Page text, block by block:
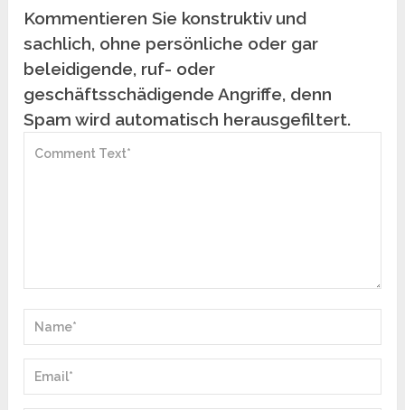
Kommentieren Sie konstruktiv und
sachlich, ohne persönliche oder gar
beleidigende, ruf- oder
geschäftsschädigende Angriffe, denn
Spam wird automatisch herausgefiltert.